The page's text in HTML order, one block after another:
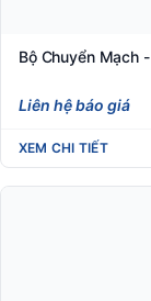
Bộ Chuyển Mạch
Liên hệ báo giá
XEM CHI TIẾT